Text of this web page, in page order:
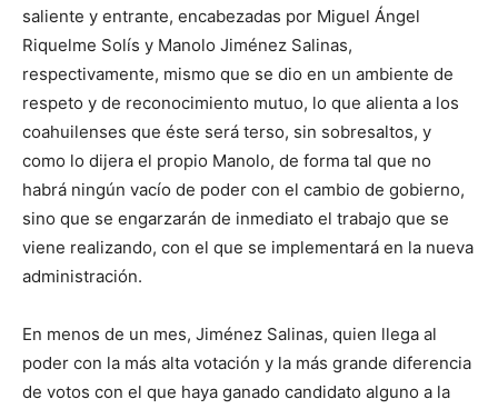
saliente y entrante, encabezadas por Miguel Ángel
Riquelme Solís y Manolo Jiménez Salinas,
respectivamente, mismo que se dio en un ambiente de
respeto y de reconocimiento mutuo, lo que alienta a los
coahuilenses que éste será terso, sin sobresaltos, y
como lo dijera el propio Manolo, de forma tal que no
habrá ningún vacío de poder con el cambio de gobierno,
sino que se engarzarán de inmediato el trabajo que se
viene realizando, con el que se implementará en la nueva
administración.
En menos de un mes, Jiménez Salinas, quien llega al
poder con la más alta votación y la más grande diferencia
de votos con el que haya ganado candidato alguno a la